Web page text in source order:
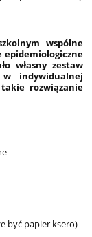
wspólne
epidemiologiczne
własny zestaw
indywidualnej
takie rozwiązanie
być papier ksero)